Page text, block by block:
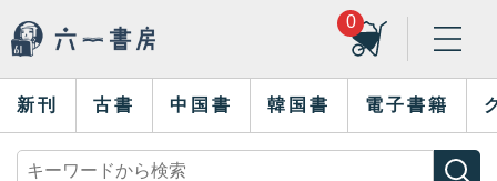
0
新刊 古書 中国書 韓国書 電子書籍